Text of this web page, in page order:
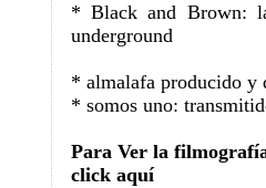
* Black and Brown:
underground
* almalafa producido y
* somos uno:
Para Ver la
click aquí